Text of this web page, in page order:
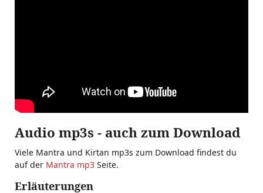
Audio mp3s - auch zum Download
Viele Mantra und Kirtan mp3s zum Download findest du
auf der Mantra mp3 Seite.
Erläuterungen